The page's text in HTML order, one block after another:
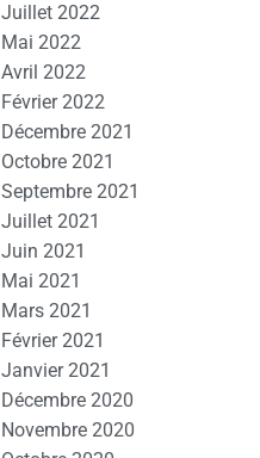
Juillet 2022
Mai 2022
Avril 2022
Février 2022
Décembre 2021
Octobre 2021
Septembre 2021
Juillet 2021
Juin 2021
Mai 2021
Mars 2021
Février 2021
Janvier 2021
Décembre 2020
Novembre 2020